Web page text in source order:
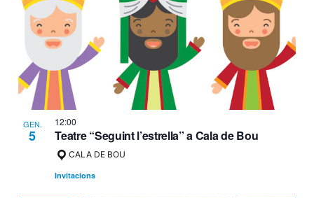
GEN.
5
12:00
Teatre “Seguint l’estrella” a Cala de Bou
CALA DE BOU
Invitacions